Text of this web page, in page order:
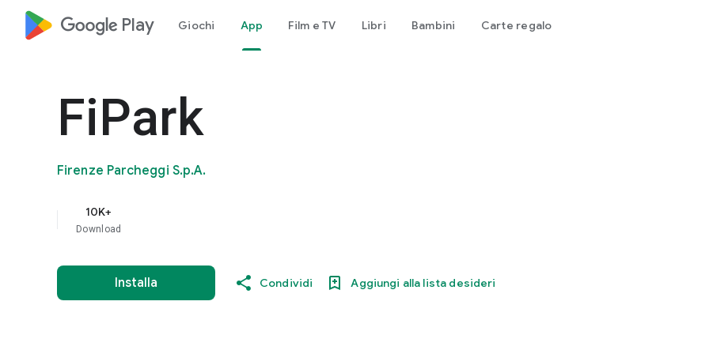
google_logo Play Giochi App Film e TV Libri Bambini Carte regalo
FiPark
Firenze Parcheggi S.p.A.
10K+
Download
Installa Condividi Aggiungi alla lista desideri